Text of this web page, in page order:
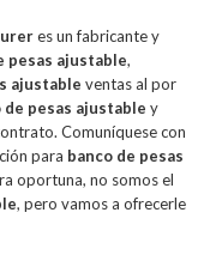
es un fabricante y
pesas ajustable,
ajustable ventas al por
de pesas ajustable y
Comuníquese con
para banco de pesas
oportuna, no somos el
, pero vamos a ofrecerle